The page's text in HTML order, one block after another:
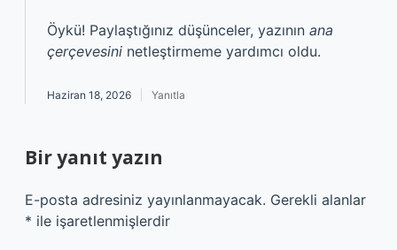
Öykü! Paylaştığınız düşünceler, yazının ana
çerçevesini netleştirmeme yardımcı oldu.
Haziran 18, 2026 Yanıtla
Bir yanıt yazın
E-posta adresiniz yayınlanmayacak. Gerekli alanlar
* ile işaretlenmişlerdir